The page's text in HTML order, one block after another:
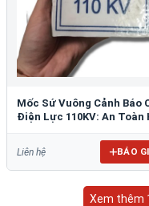
Mốc Sứ Vuông Cảnh Báo
Điện Lực 110KV: An Toàn
Liên hệ BÁO
Xem thêm